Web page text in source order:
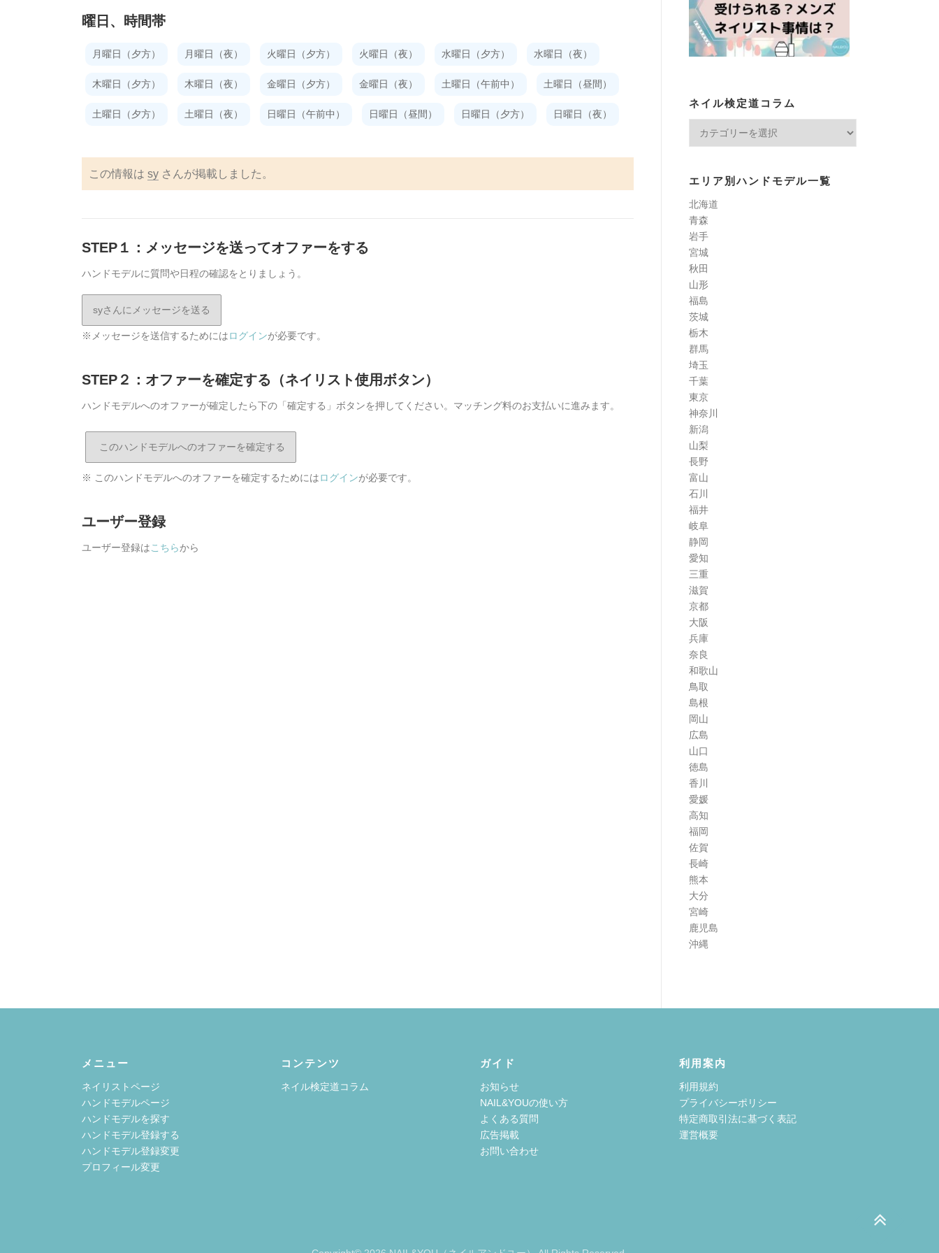
曜日、時間帯
月曜日（夕方） 月曜日（夜） 火曜日（夕方） 火曜日（夜） 水曜日（夕方） 水曜日（夜）
木曜日（夕方） 木曜日（夜） 金曜日（夕方） 金曜日（夜） 土曜日（午前中） 土曜日（昼間）
土曜日（夕方） 土曜日（夜） 日曜日（午前中） 日曜日（昼間） 日曜日（夕方） 日曜日（夜）
この情報は sy さんが掲載しました。
STEP１：メッセージを送ってオファーをする
ハンドモデルに質問や日程の確認をとりましょう。
syさんにメッセージを送る
※メッセージを送信するためにはログインが必要です。
STEP２：オファーを確定する（ネイリスト使用ボタン）
ハンドモデルへのオファーが確定したら下の「確定する」ボタンを押してください。マッチング料のお支払いに進みます。
※ このハンドモデルへのオファーを確定するためにはログインが必要です。
ユーザー登録
ユーザー登録はこちらから
ネイル検定道コラム
道
コ
ラ
ム
エリア別ハンドモデル一覧
北海道
青森
岩手
宮城
秋田
山形
福島
茨城
栃木
群馬
埼玉
千葉
東京
神奈川
新潟
山梨
長野
富山
石川
福井
岐阜
静岡
愛知
三重
滋賀
京都
大阪
兵庫
奈良
和歌山
鳥取
島根
岡山
広島
山口
徳島
香川
愛媛
高知
福岡
佐賀
長崎
熊本
大分
宮崎
鹿児島
沖縄
メニュー
ネイリストページ
ハンドモデルページ
ハンドモデルを探す
ハンドモデル登録する
ハンドモデル登録変更
プロフィール変更
コンテンツ
ネイル検定道コラム
ガイド
お知らせ
NAIL&YOUの使い方
よくある質問
広告掲載
お問い合わせ
利用案内
利用規約
プライバシーポリシー
特定商取引法に基づく表記
運営概要